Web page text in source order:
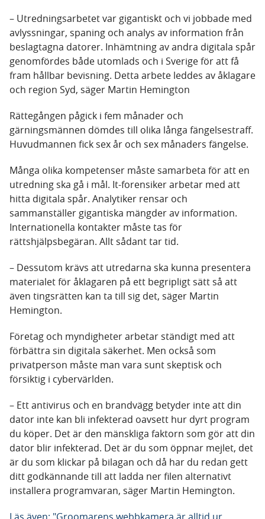
– Utredningsarbetet var gigantiskt och vi jobbade med
avlyssningar, spaning och analys av information från
beslagtagna datorer. Inhämtning av andra digitala spår
genomfördes både utomlads och i Sverige för att få
fram hållbar bevisning. Detta arbete leddes av åklagare
och region Syd, säger Martin Hemington
Rättegången pågick i fem månader och
gärningsmännen dömdes till olika långa fängelsestraff.
Huvudmannen fick sex år och sex månaders fängelse.
Många olika kompetenser måste samarbeta för att en
utredning ska gå i mål. It-forensiker arbetar med att
hitta digitala spår. Analytiker rensar och
sammanställer gigantiska mängder av information.
Internationella kontakter måste tas för
rättshjälpsbegäran. Allt sådant tar tid.
– Dessutom krävs att utredarna ska kunna presentera
materialet för åklagaren på ett begripligt sätt så att
även tingsrätten kan ta till sig det, säger Martin
Hemington.
Företag och myndigheter arbetar ständigt med att
förbättra sin digitala säkerhet. Men också som
privatperson måste man vara sunt skeptisk och
försiktig i cybervärlden.
– Ett antivirus och en brandvägg betyder inte att din
dator inte kan bli infekterad oavsett hur dyrt program
du köper. Det är den mänskliga faktorn som gör att din
dator blir infekterad. Det är du som öppnar mejlet, det
är du som klickar på bilagan och då har du redan gett
ditt godkännande till att ladda ner filen alternativt
installera programvaran, säger Martin Hemington.